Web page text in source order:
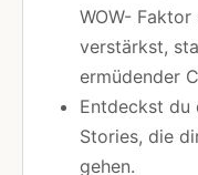
WOW-
verstärkst,
ermüdender
Entdeckst du
Stories, die
gehen.